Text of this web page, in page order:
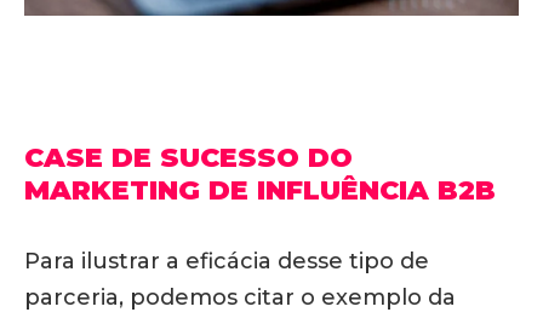
CASE DE SUCESSO DO
MARKETING DE INFLUÊNCIA B2B
Para ilustrar a eficácia desse tipo de
parceria, podemos citar o exemplo da